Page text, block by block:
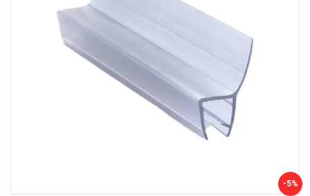
-5%